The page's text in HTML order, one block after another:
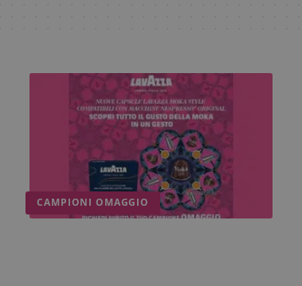
CAMPIONI OMAGGIO